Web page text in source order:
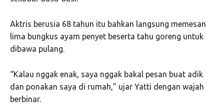
Aktris berusia 68 tahun itu bahkan langsung memesan
lima bungkus ayam penyet beserta tahu goreng untuk
dibawa pulang.
“Kalau nggak enak, saya nggak bakal pesan buat adik
dan ponakan saya di rumah,” ujar Yatti dengan wajah
berbinar.